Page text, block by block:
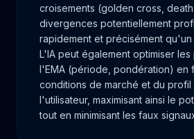
croisements (golden cross,
divergences potentiellement
rapidement et précisément qu'un
L'IA peut également optimiser
l'EMA (période, pondération) en
conditions de marché et du
l'utilisateur, maximisant ainsi le
tout en minimisant les faux